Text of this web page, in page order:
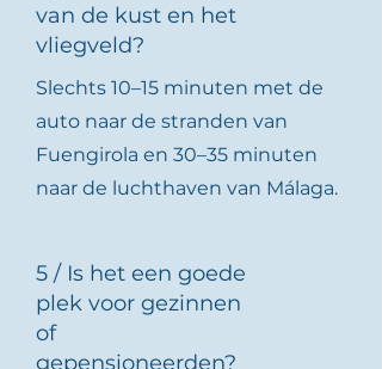
van de kust en het
vliegveld?
Slechts 10–15 minuten met de
auto naar de stranden van
Fuengirola en 30–35 minuten
naar de luchthaven van Málaga.
5 / Is het een goede
plek voor gezinnen
of
gepensioneerden?